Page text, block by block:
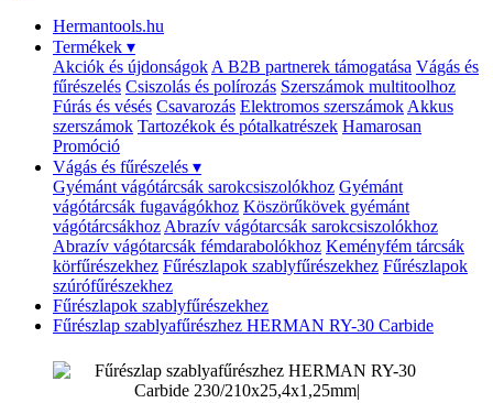
Hermantools.hu
Termékek ▾
Akciók és újdonságok A B2B partnerek támogatása Vágás és
fűrészelés Csiszolás és polírozás Szerszámok multitoolhoz
Fúrás és vésés Csavarozás Elektromos szerszámok Akkus
szerszámok Tartozékok és pótalkatrészek Hamarosan
Promóció
Vágás és fűrészelés ▾
Gyémánt vágótárcsák sarokcsiszolókhoz Gyémánt
vágótárcsák fugavágókhoz Köszörűkövek gyémánt
vágótárcsákhoz Abrazív vágótarcsák sarokcsiszolókhoz
Abrazív vágótarcsák fémdarabolókhoz Keményfém tárcsák
körfűrészekhez Fűrészlapok szablyfűrészekhez Fűrészlapok
szúrófűrészekhez
Fűrészlapok szablyfűrészekhez
Fűrészlap szablyafűrészhez HERMAN RY-30 Carbide